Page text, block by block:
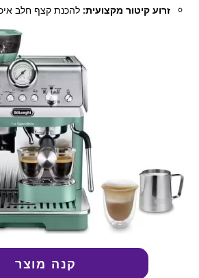
זרוע קיטור מקצועית: להכנת קצף חלב
קנה מוצר